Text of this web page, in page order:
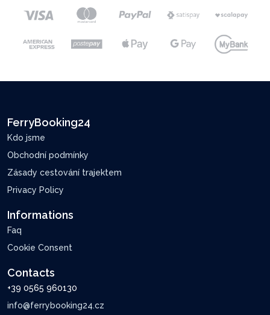
FerryBooking24
Kdo jsme
Obchodní podmínky
Zásady cestování trajektem
Privacy Policy
Informations
Faq
Cookie Consent
Contacts
+39 0565 960130
info@ferrybooking24.cz